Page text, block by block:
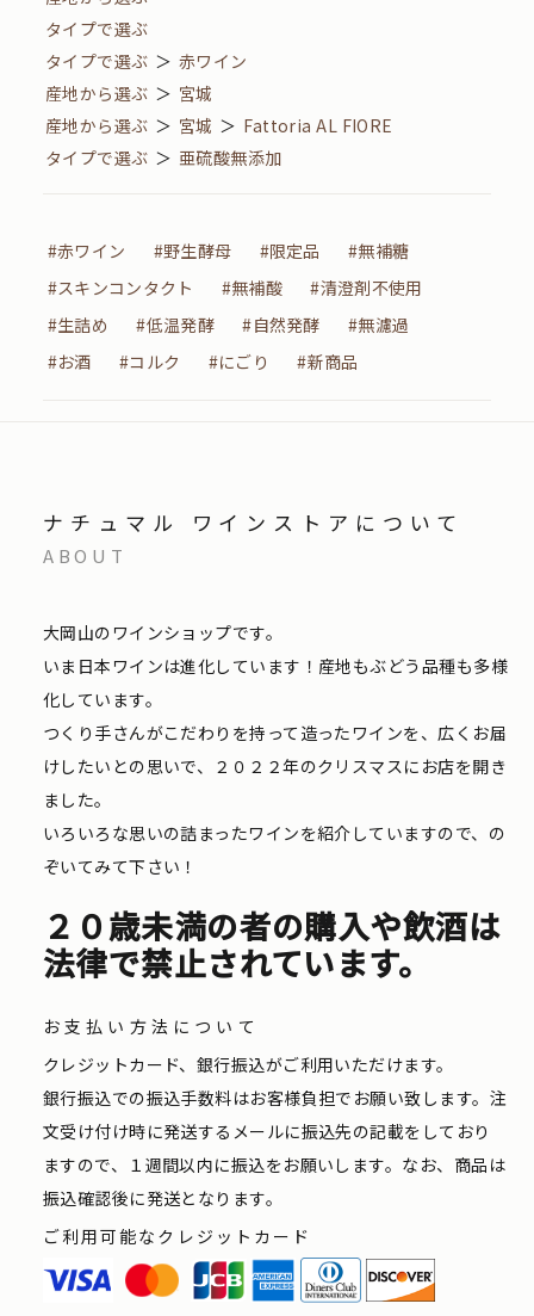
タイプで選ぶ
タイプで選ぶ ＞ 赤ワイン
産地から選ぶ ＞ 宮城
産地から選ぶ ＞ 宮城 ＞ Fattoria AL FIORE
タイプで選ぶ ＞ 亜硫酸無添加
#赤ワイン #野生酵母 #限定品
#無補糖
#スキンコンタクト
#無補酸
#清澄剤不使用
#生詰め
#低温発酵 #自然発酵
#無濾過
#お酒
#コルク #にごり #新商品
ナチュマル ワインストアについて
ABOUT
大岡山のワインショップです。
いま日本ワインは進化しています！産地もぶどう品種も多様
化しています。
つくり手さんがこだわりを持って造ったワインを、広くお届
けしたいとの思いで、２０２２年のクリスマスにお店を開き
ました。
いろいろな思いの詰まったワインを紹介していますので、の
ぞいてみて下さい！
２０歳未満の者の購入や飲酒は
法律で禁止されています。
お支払い方法について
クレジットカード、銀行振込がご利用いただけます。
銀行振込での振込手数料はお客様負担でお願い致します。注
文受け付け時に発送するメールに振込先の記載をしており
ますので、１週間以内に振込をお願いします。なお、商品は
振込確認後に発送となります。
ご利用可能なクレジットカード